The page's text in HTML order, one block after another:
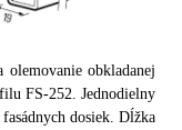
olemovanie obkladanej
FS-252. Jednodielny
dosiek. Dĺžka